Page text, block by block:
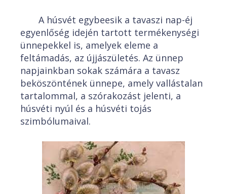
A húsvét egybeesik a tavaszi nap-éj
egyenlőség idején tartott termékenységi
ünnepekkel is, amelyek eleme a
feltámadás, az újjászületés. Az ünnep
napjainkban sokak számára a tavasz
beköszöntének ünnepe, amely vallástalan
tartalommal, a szórakozást jelenti, a
húsvéti nyúl és a húsvéti tojás
szimbólumaival.